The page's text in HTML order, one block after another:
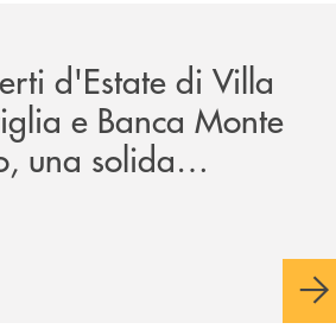
d'Estate di Villa
e Banca Monte
una solida
anche per